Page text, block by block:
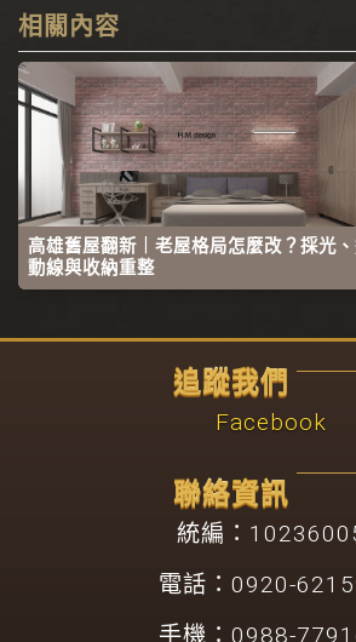
相關內容
高雄舊屋翻新｜老屋格局怎麼改？採光、
動線與收納重整
聯絡資訊
統編：
電話：0920-
手機：0988-
追蹤我們
Facebook